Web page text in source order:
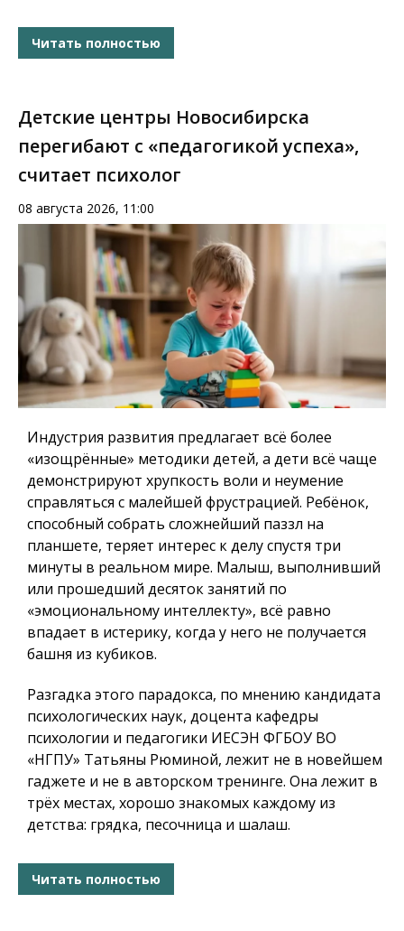
Читать полностью
Детские центры Новосибирска
перегибают с «педагогикой успеха»,
считает психолог
08 августа 2026, 11:00
Индустрия развития предлагает всё более
«изощрённые» методики детей, а дети всё чаще
демонстрируют хрупкость воли и неумение
справляться с малейшей фрустрацией. Ребёнок,
способный собрать сложнейший паззл на
планшете, теряет интерес к делу спустя три
минуты в реальном мире. Малыш, выполнивший
или прошедший десяток занятий по
«эмоциональному интеллекту», всё равно
впадает в истерику, когда у него не получается
башня из кубиков.
Разгадка этого парадокса, по мнению кандидата
психологических наук, доцента кафедры
психологии и педагогики ИЕСЭН ФГБОУ ВО
«НГПУ» Татьяны Рюминой, лежит не в новейшем
гаджете и не в авторском тренинге. Она лежит в
трёх местах, хорошо знакомых каждому из
детства: грядка, песочница и шалаш.
Читать полностью